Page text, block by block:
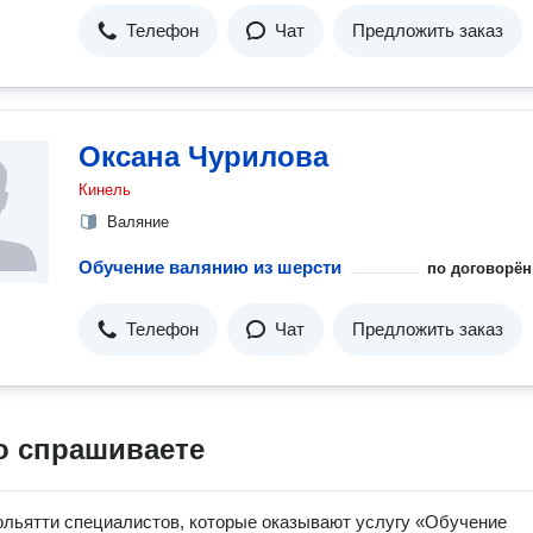
Телефон Чат Предложить заказ
Оксана Чурилова
Кинель
Валяние
Обучение валянию из шерсти по
Телефон Чат Предложить заказ
спрашиваете
специалистов, которые оказывают услугу «Обучение